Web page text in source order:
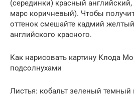
(серединки) красный
марс коричневый). Чтобы
оттенок смешайте кадмий
английского красного.
Как нарисовать картину Клода
подсолнухами
Листья: кобальт зеленый темный